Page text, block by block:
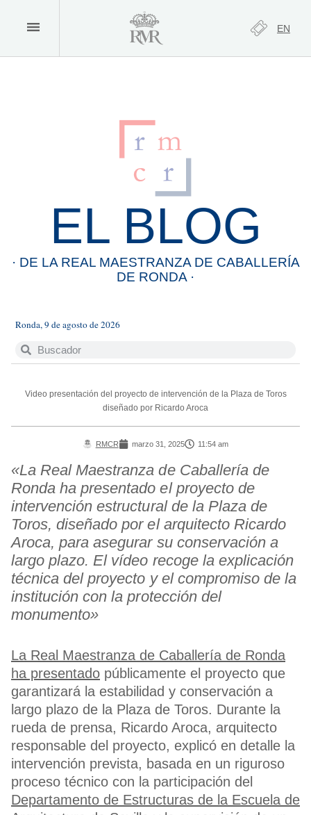
EN
EL BLOG
· DE LA REAL MAESTRANZA DE CABALLERÍA
DE RONDA ·
Ronda, 9 de agosto de 2026
Video presentación del proyecto de intervención de la Plaza de Toros
diseñado por Ricardo Aroca
RMCR marzo 31, 2025 11:54 am
«La Real Maestranza de Caballería de
Ronda ha presentado el proyecto de
intervención estructural de la Plaza de
Toros, diseñado por el arquitecto Ricardo
Aroca, para asegurar su conservación a
largo plazo. El vídeo recoge la explicación
técnica del proyecto y el compromiso de la
institución con la protección del
monumento»
La Real Maestranza de Caballería de Ronda
ha presentado públicamente el proyecto que
garantizará la estabilidad y conservación a
largo plazo de la Plaza de Toros. Durante la
rueda de prensa, Ricardo Aroca, arquitecto
responsable del proyecto, explicó en detalle la
intervención prevista, basada en un riguroso
proceso técnico con la participación del
Departamento de Estructuras de la Escuela de